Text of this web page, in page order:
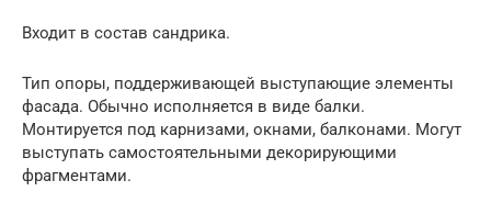
Входит в состав сандрика.
Тип опоры, поддерживающей выступающие элементы
фасада. Обычно исполняется в виде балки.
Монтируется под карнизами, окнами, балконами. Могут
выступать самостоятельными декорирующими
фрагментами.